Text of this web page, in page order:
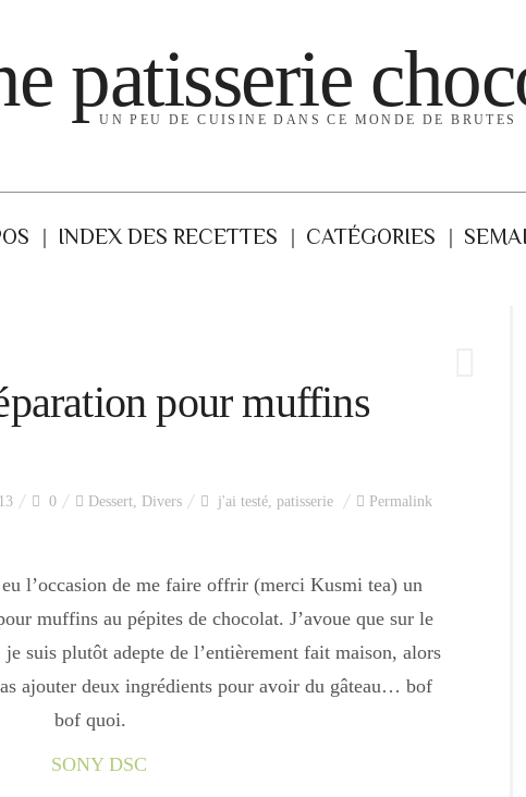
patisserie
UN PEU DE CUISINE DANS CE MONDE DE BRUTES
INDEX DES RECETTES CATÉGORIES
pour muffins
0 Dessert, Divers j'ai testé, patisserie Permalink
l’occasion de me faire offrir (merci Kusmi tea) un
muffins au pépites de chocolat. J’avoue que sur le
suis plutôt adepte de l’entièrement fait maison, alors
ajouter deux ingrédients pour avoir du gâteau… bof
bof quoi.